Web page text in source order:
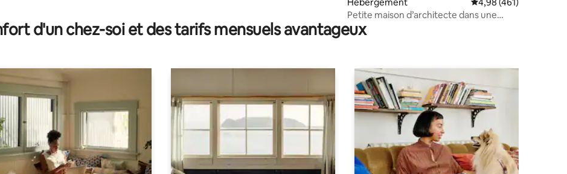
Petite maison d’architecte dans une
propriété
d'un chez-soi et des tarifs mensuels avantageux